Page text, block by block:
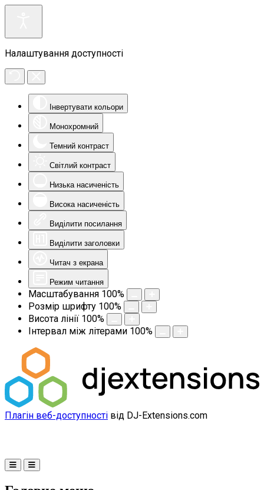
Налаштування доступності
Інвертувати кольори
Монохромний
Темний контраст
Світлий контраст
Низька насиченість
Висока насиченість
Виділити посилання
Виділити заголовки
Читач з екрана
Режим читання
Масштабування 100%
Розмір шрифту 100%
Висота лінії 100%
Інтервал між літерами 100%
Плагін веб-доступності від DJ-Extensions.com